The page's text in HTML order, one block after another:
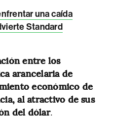
una caída
Standard
entre los
arancelaria de
económico de
al atractivo de sus
del dólar.